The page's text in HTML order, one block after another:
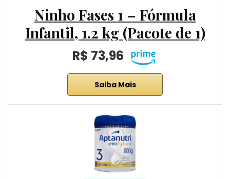
Ninho Fases 1 – Fórmula
Infantil, 1.2 kg (Pacote de 1)
R$ 73,96
Saiba Mais